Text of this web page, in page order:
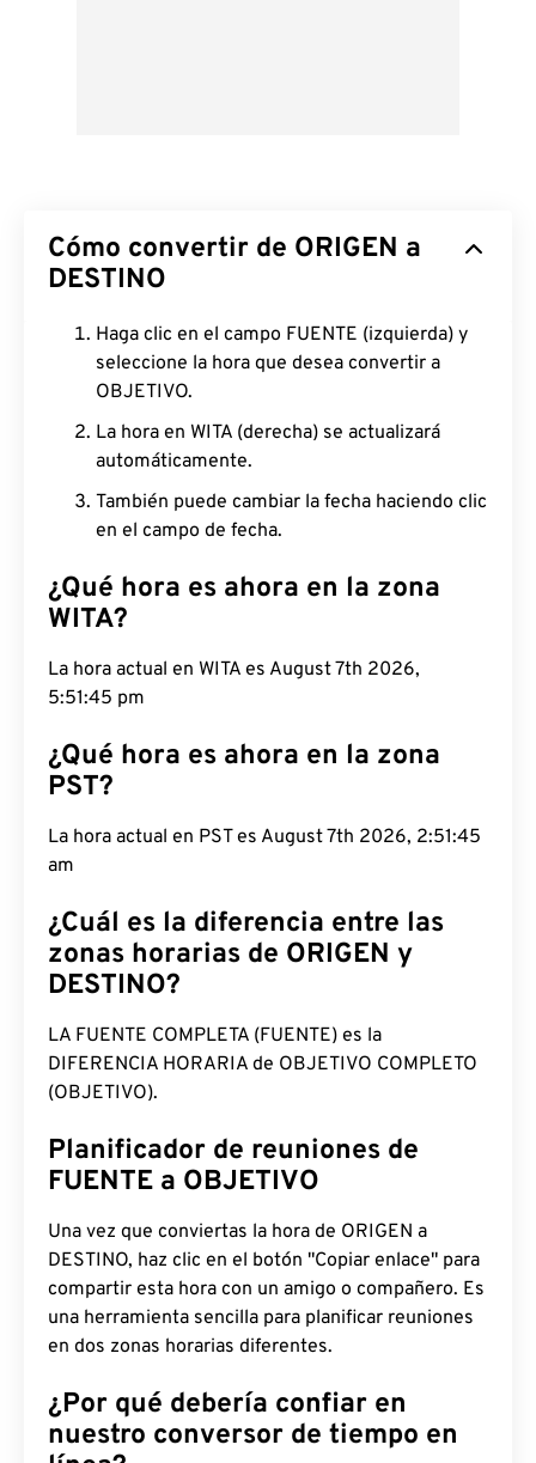
Cómo convertir de ORIGEN a
DESTINO
Haga clic en el campo FUENTE (izquierda) y
seleccione la hora que desea convertir a
OBJETIVO.
La hora en WITA (derecha) se actualizará
automáticamente.
También puede cambiar la fecha haciendo clic
en el campo de fecha.
¿Qué hora es ahora en la zona
WITA?
La hora actual en WITA es August 7th 2026,
5:51:46 pm
¿Qué hora es ahora en la zona
PST?
La hora actual en PST es August 7th 2026, 2:51:46
am
¿Cuál es la diferencia entre las
zonas horarias de ORIGEN y
DESTINO?
LA FUENTE COMPLETA (FUENTE) es la
DIFERENCIA HORARIA de OBJETIVO COMPLETO
(OBJETIVO).
Planificador de reuniones de
FUENTE a OBJETIVO
Una vez que conviertas la hora de ORIGEN a
DESTINO, haz clic en el botón "Copiar enlace" para
compartir esta hora con un amigo o compañero. Es
una herramienta sencilla para planificar reuniones
en dos zonas horarias diferentes.
¿Por qué debería confiar en
nuestro conversor de tiempo en